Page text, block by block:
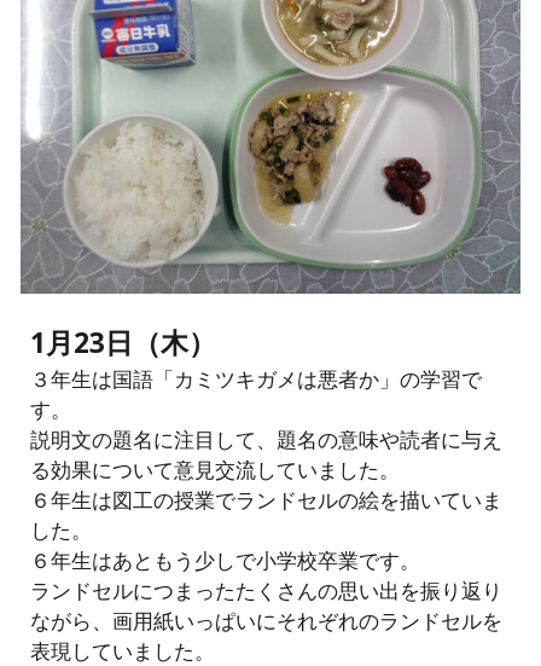
1月23日（木）
３年生は国語「カミツキガメは悪者か」の学習で
す。
説明文の題名に注目して、題名の意味や読者に与え
る効果について意見交流していました。
６年生は図工の授業でランドセルの絵を描いていま
した。
６年生はあともう少しで小学校卒業です。
ランドセルにつまったたくさんの思い出を振り返り
ながら、画用紙いっぱいにそれぞれのランドセルを
表現していました。